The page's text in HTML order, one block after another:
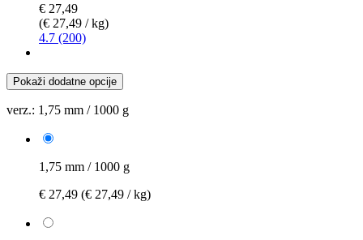
€ 27,49
(€ 27,49 / kg)
4.7 (200)
Pokaži dodatne opcije
verz.: 1,75 mm / 1000 g
1,75 mm / 1000 g
€ 27,49 (€ 27,49 / kg)